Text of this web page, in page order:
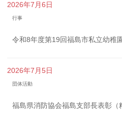
2026年7月6日
行事
令和8年度第19回福島市私立幼稚
2026年7月5日
団体活動
福島県消防協会福島支部長表彰（